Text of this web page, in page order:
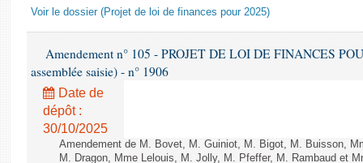
Voir le dossier (Projet de loi de finances pour 2025)
Amendement n° 105 - PROJET DE LOI DE FINANCES
assemblée saisie) - n° 1906
Date de
dépôt :
30/10/2025
Amendement de M. Bovet, M. Guiniot, M. Bigot, M. Buisson,
M. Dragon, Mme Lelouis, M. Jolly, M. Pfeffer, M. Rambaud et